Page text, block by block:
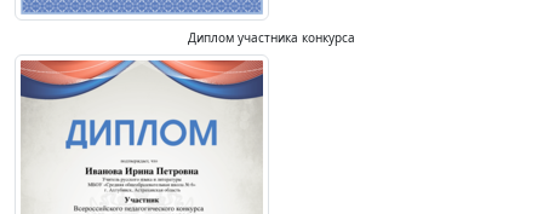
Диплом участника конкурса